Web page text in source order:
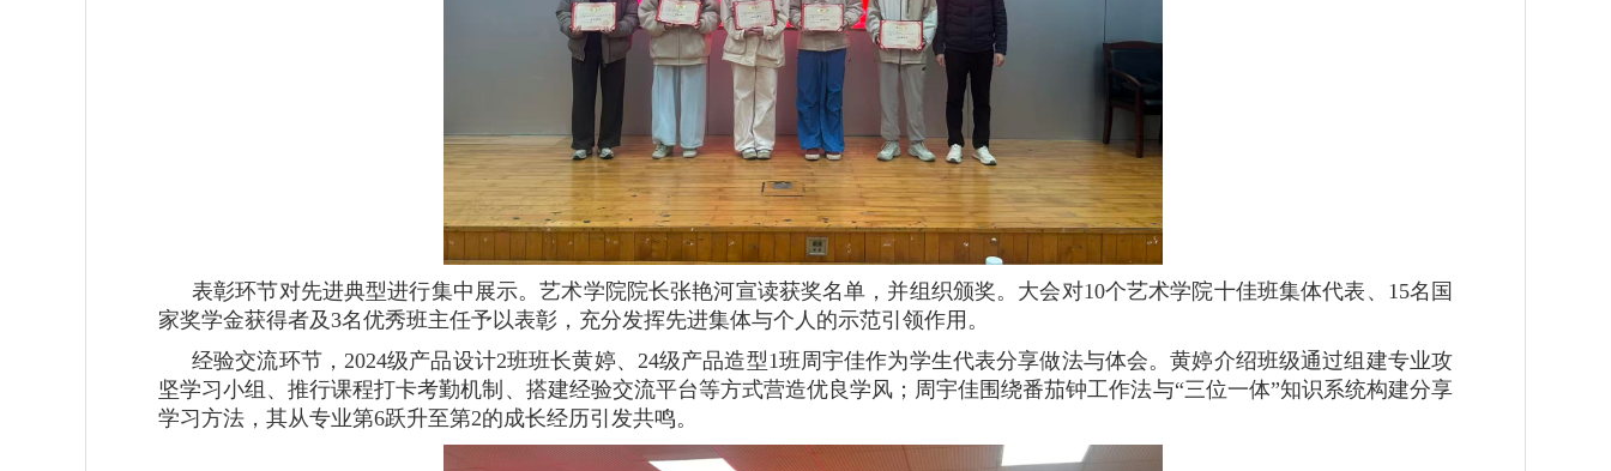
表彰环节对先进典型进行集中展示。艺术学院院长张艳河宣读获奖名单，并组织颁奖。大会对10个艺术学院十佳班集体代表、15名国
家奖学金获得者及3名优秀班主任予以表彰，充分发挥先进集体与个人的示范引领作用。
经验交流环节，2024级产品设计2班班长黄婷、24级产品造型1班周宇佳作为学生代表分享做法与体会。黄婷介绍班级通过组建专业攻
坚学习小组、推行课程打卡考勤机制、搭建经验交流平台等方式营造优良学风；周宇佳围绕番茄钟工作法与“三位一体”知识系统构建分享
学习方法，其从专业第6跃升至第2的成长经历引发共鸣。